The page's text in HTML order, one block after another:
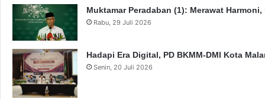
U
m
a
e
s
Muktamar Peradaban (1): Merawat
Rabu, 29 Juli 2026
Hadapi Era Digital, PD BKMM-DMI Kota
Senin, 20 Juli 2026